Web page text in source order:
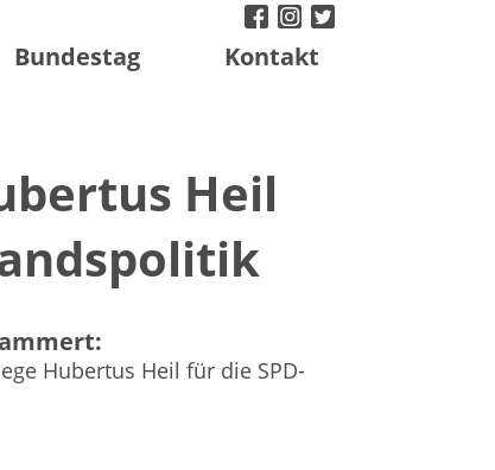
facebook
instagram
twitter
Bundestag Kontakt
Heil
Hubertus Heil für die SPD-